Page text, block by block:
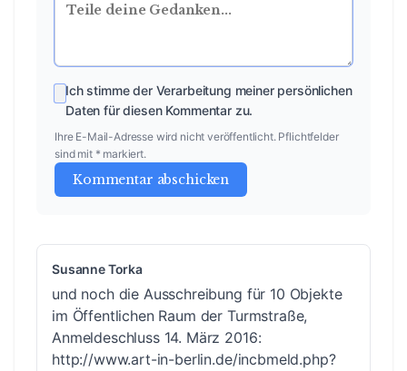
Ich stimme der Verarbeitung meiner persönlichen
Daten für diesen Kommentar zu.
Ihre E-Mail-Adresse wird nicht veröffentlicht. Pflichtfelder
sind mit * markiert.
Kommentar abschicken
Susanne Torka
und noch die Ausschreibung für 10 Objekte
im Öffentlichen Raum der Turmstraße,
Anmeldeschluss 14. März 2016:
http://www.art-in-berlin.de/incbmeld.php?